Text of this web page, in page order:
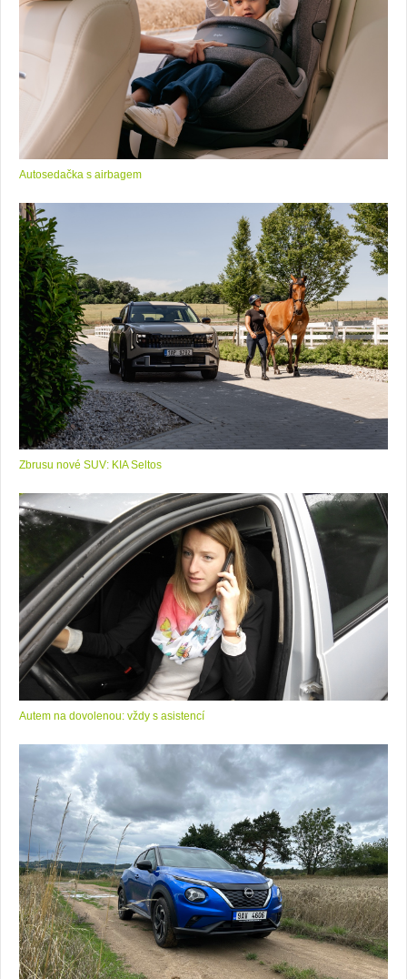
Autosedačka s airbagem
Zbrusu nové SUV: KIA Seltos
Autem na dovolenou: vždy s asistencí